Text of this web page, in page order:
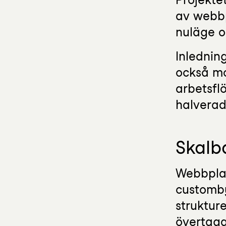
av
nuläge
också